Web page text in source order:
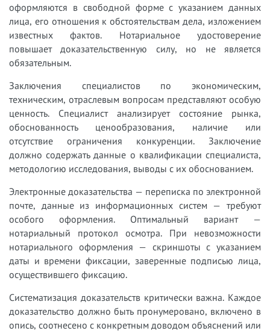
оформляются в свободной форме с указанием данных
лица, его отношения к обстоятельствам дела, изложением
известных фактов. Нотариальное удостоверение
повышает доказательственную силу, но не является
обязательным.
Заключения специалистов по экономическим,
техническим, отраслевым вопросам представляют особую
ценность. Специалист анализирует состояние рынка,
обоснованность ценообразования, наличие или
отсутствие ограничения конкуренции. Заключение
должно содержать данные о квалификации специалиста,
методологию исследования, выводы с их обоснованием.
Электронные доказательства — переписка по электронной
почте, данные из информационных систем — требуют
особого оформления. Оптимальный вариант —
нотариальный протокол осмотра. При невозможности
нотариального оформления — скриншоты с указанием
даты и времени фиксации, заверенные подписью лица,
осуществившего фиксацию.
Систематизация доказательств критически важна. Каждое
доказательство должно быть пронумеровано, включено в
опись, соотнесено с конкретным доводом объяснений или